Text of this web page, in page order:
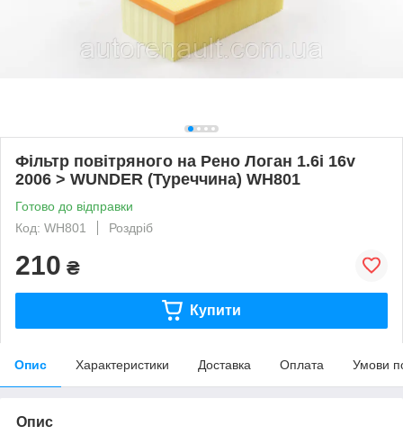
Фільтр повітряного на Рено Логан 1.6i 16v
2006 > WUNDER (Туреччина) WH801
Готово до відправки
Код: WH801
Роздріб
210 ₴
Купити
Опис Характеристики Доставка Оплата Умови
Опис